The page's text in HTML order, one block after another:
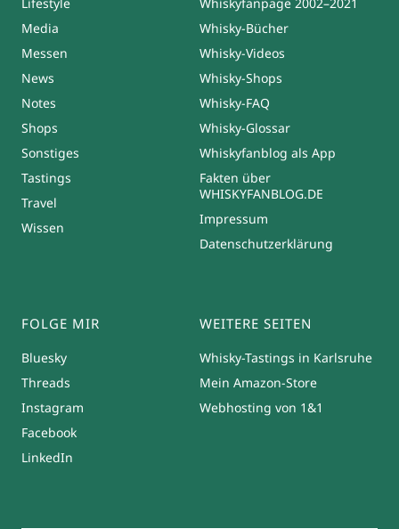
Media
Messen
News
Notes
Shops
Sonstiges
Tastings
Travel
Wissen
Whisky-Bücher
Whisky-Videos
Whisky-Shops
Whisky-FAQ
Whisky-Glossar
Whiskyfanblog als App
Fakten über
WHISKYFANBLOG.DE
Impressum
Datenschutzerklärung
FOLGE MIR
Bluesky
Threads
Instagram
Facebook
LinkedIn
WEITERE SEITEN
Whisky-Tastings in Karlsruhe
Mein Amazon-Store
Webhosting von 1&1